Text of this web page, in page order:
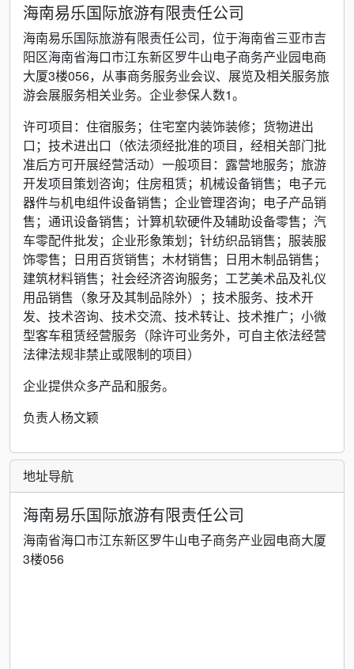
海南易乐国际旅游有限责任公司
海南易乐国际旅游有限责任公司，位于海南省三亚市吉
阳区海南省海口市江东新区罗牛山电子商务产业园电商
大厦3楼056，从事商务服务业会议、展览及相关服务旅
游会展服务相关业务。企业参保人数1。
许可项目：住宿服务；住宅室内装饰装修；货物进出
口；技术进出口（依法须经批准的项目，经相关部门批
准后方可开展经营活动）一般项目：露营地服务；旅游
开发项目策划咨询；住房租赁；机械设备销售；电子元
器件与机电组件设备销售；企业管理咨询；电子产品销
售；通讯设备销售；计算机软硬件及辅助设备零售；汽
车零配件批发；企业形象策划；针纺织品销售；服装服
饰零售；日用百货销售；木材销售；日用木制品销售；
建筑材料销售；社会经济咨询服务；工艺美术品及礼仪
用品销售（象牙及其制品除外）；技术服务、技术开
发、技术咨询、技术交流、技术转让、技术推广；小微
型客车租赁经营服务（除许可业务外，可自主依法经营
法律法规非禁止或限制的项目）
企业提供众多产品和服务。
负责人杨文颖
地址导航
海南易乐国际旅游有限责任公司
海南省海口市江东新区罗牛山电子商务产业园电商大厦
3楼056